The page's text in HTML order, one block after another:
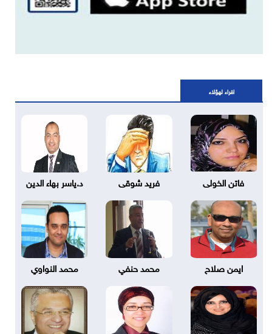
اقراء لهؤلاء
فاتن الخولى فريد شوقى د.ياسر بهاء الدين
ايمن صلاح محمد حنفي محمد النواوي